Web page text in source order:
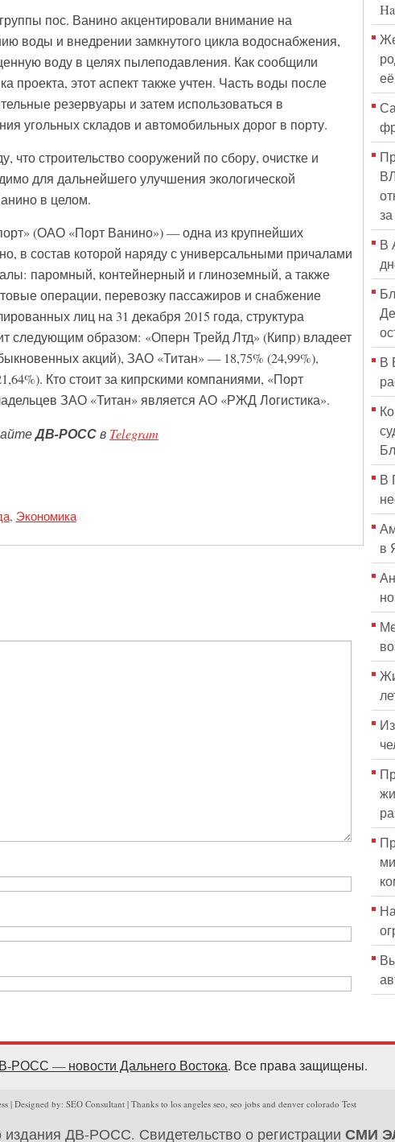
пос. Ванино акцентировали внимание на
воды и внедрении замкнутого цикла водоснабжения,
воду в целях пылеподавления. Как сообщили
проекта, этот аспект также учтен. Часть воды после
резервуары и затем использоваться в
угольных складов и автомобильных дорог в порту.
что строительство сооружений по сбору, очистке и
для дальнейшего улучшения экологической
в целом.
(ОАО «Порт Ванино») — одна из крупнейших
в состав которой наряду с универсальными причалами
паромный, контейнерный и глиноземный, а также
операции, перевозку пассажиров и снабжение
лиц на 31 декабря 2015 года, структура
следующим образом: «Оперн Трейд Лтд» (Кипр) владеет
акций), ЗАО «Титан» — 18,75% (24,99%),
Кто стоит за кипрскими компаниями, «Порт
ЗАО «Титан» является АО «РЖД Логистика».
ДВ-РОССв Telegram
, Экономика
В
В
В
в
РОСС — новости Дальнего Востока. Все права защищены.
| Designed by: SEO Consultant | Thanks to los angeles seo, seo jobs and denver colorado Test
ДВ-РОСС. Свидетельство о регистрации СМИ